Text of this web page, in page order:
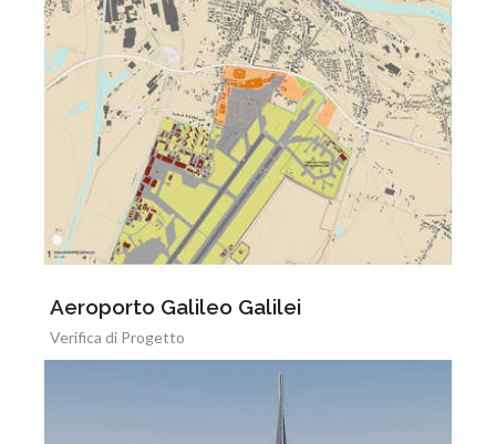
Aeroporto Galileo Galilei
Verifica di Progetto